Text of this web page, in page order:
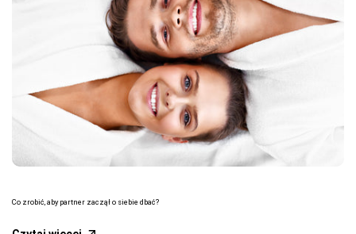
Co zrobić, aby partner zaczął o siebie dbać?